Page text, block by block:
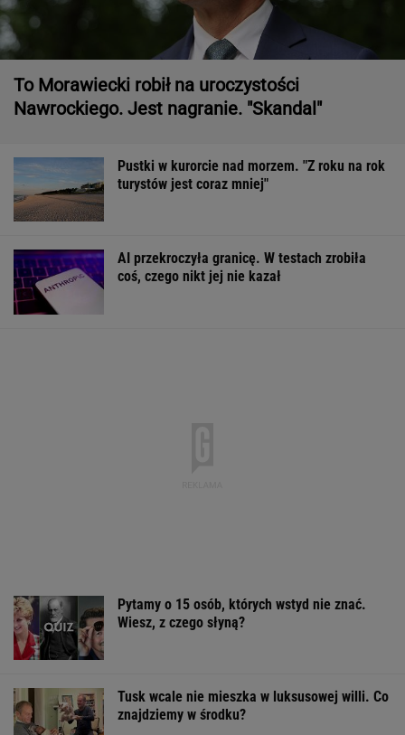
To Morawiecki robił na uroczystości
Nawrockiego. Jest nagranie. "Skandal"
Pustki w kurorcie nad morzem. "Z roku na rok
turystów jest coraz mniej"
AI przekroczyła granicę. W testach zrobiła
coś, czego nikt jej nie kazał
Pytamy o 15 osób, których wstyd nie znać.
Wiesz, z czego słyną?
Tusk wcale nie mieszka w luksusowej willi. Co
znajdziemy w środku?